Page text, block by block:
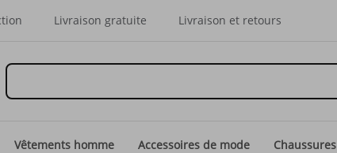
Livraison gratuite Livraison et retours
Vêtements homme Accessoires de mode Chaussures